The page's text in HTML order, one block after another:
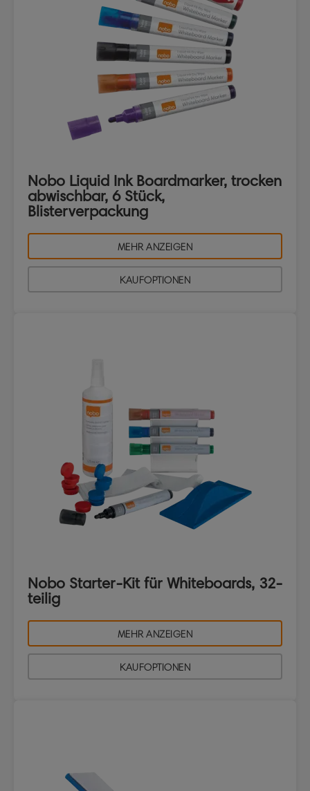
Nobo Liquid Ink Boardmarker, trocken
abwischbar, 6 Stück,
Blisterverpackung
MEHR ANZEIGEN
KAUFOPTIONEN
Nobo Starter-Kit für Whiteboards, 32-
teilig
MEHR ANZEIGEN
KAUFOPTIONEN